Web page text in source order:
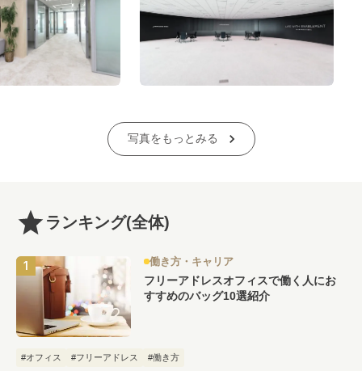
写真をもっとみる
ランキング(全体)
働き方・キャリア
フリーアドレスオフィスで働く人にお
すすめのバッグ10選紹介
#オフィス #フリーアドレス #働き方